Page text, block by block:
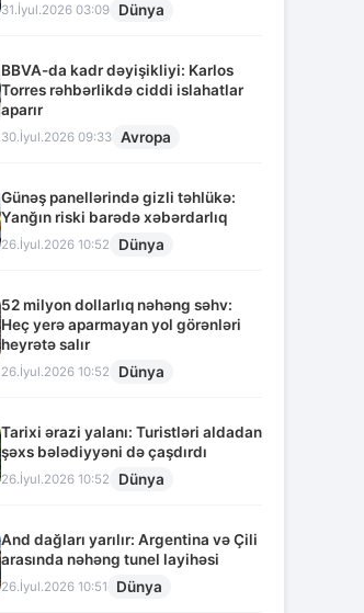
31.İyul.2026 03:09 Dünya
BBVA-da kadr dəyişikliyi: Karlos
Torres rəhbərlikdə ciddi islahatlar
aparır
30.İyul.2026 09:33 Avropa
Günəş panellərində gizli təhlükə:
Yanğın riski barədə xəbərdarlıq
26.İyul.2026 10:52 Dünya
52 milyon dollarlıq nəhəng səhv:
Heç yerə aparmayan yol görənləri
heyrətə salır
26.İyul.2026 10:52 Dünya
Tarixi ərazi yalanı: Turistləri aldadan
şəxs bələdiyyəni də çaşdırdı
26.İyul.2026 10:52 Dünya
And dağları yarılır: Argentina və Çili
arasında nəhəng tunel layihəsi
26.İyul.2026 10:51 Dünya